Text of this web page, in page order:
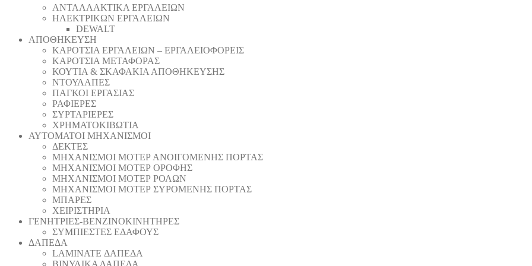
ΑΝΤΑΛΛΑΚΤΙΚΑ ΕΡΓΑΛΕΙΩΝ
ΗΛΕΚΤΡΙΚΩΝ ΕΡΓΑΛΕΙΩΝ
DEWALT
ΑΠΟΘΗΚΕΥΣΗ
ΚΑΡΟΤΣΙΑ ΕΡΓΑΛΕΙΩΝ – ΕΡΓΑΛΕΙΟΦΟΡΕΙΣ
ΚΑΡΟΤΣΙΑ ΜΕΤΑΦΟΡΑΣ
ΚΟΥΤΙΑ & ΣΚΑΦΑΚΙΑ ΑΠΟΘΗΚΕΥΣΗΣ
ΝΤΟΥΛΑΠΕΣ
ΠΑΓΚΟΙ ΕΡΓΑΣΙΑΣ
ΡΑΦΙΕΡΕΣ
ΣΥΡΤΑΡΙΕΡΕΣ
ΧΡΗΜΑΤΟΚΙΒΩΤΙΑ
ΑΥΤΟΜΑΤΟΙ ΜΗΧΑΝΙΣΜΟΙ
ΔΕΚΤΕΣ
ΜΗΧΑΝΙΣΜΟΙ ΜΟΤΕΡ ΑΝΟΙΓΟΜΕΝΗΣ ΠΟΡΤΑΣ
ΜΗΧΑΝΙΣΜΟΙ ΜΟΤΕΡ ΟΡΟΦΗΣ
ΜΗΧΑΝΙΣΜΟΙ ΜΟΤΕΡ ΡΟΛΩΝ
ΜΗΧΑΝΙΣΜΟΙ ΜΟΤΕΡ ΣΥΡΟΜΕΝΗΣ ΠΟΡΤΑΣ
ΜΠΑΡΕΣ
ΧΕΙΡΙΣΤΗΡΙΑ
ΓΕΝΗΤΡΙΕΣ-ΒΕΝΖΙΝΟΚΙΝΗΤΗΡΕΣ
ΣΥΜΠΙΕΣΤΕΣ ΕΔΑΦΟΥΣ
ΔΑΠΕΔΑ
LAMINATE ΔΑΠΕΔΑ